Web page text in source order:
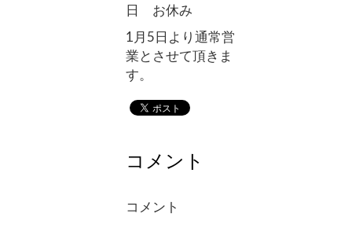
日 お休み
1月5日より通常営
業とさせて頂きま
す。
コメント
コメント